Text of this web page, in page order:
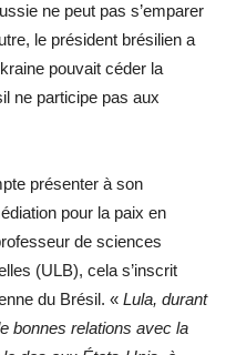
ne peut pas s’emparer
le président brésilien a
pouvait céder la
ne participe pas aux
présenter à son
pour la paix en
de sciences
(ULB), cela s’inscrit
du Brésil. « Lula, durant
bonnes relations avec la